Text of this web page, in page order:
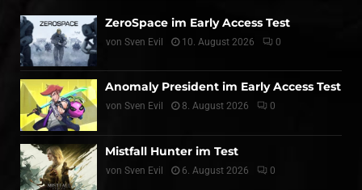
ZeroSpace im Early Access Test
von Sven Evil 10. August 2026 0
Anomaly President im Early Access Test
von Sven Evil 8. August 2026 0
Mistfall Hunter im Test
von Sven Evil 6. August 2026 0